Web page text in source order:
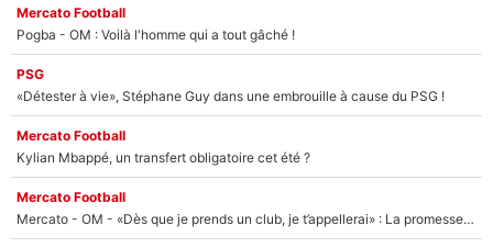
Mercato Football
Pogba - OM : Voilà l'homme qui a tout gâché !
PSG
«Détester à vie», Stéphane Guy dans une embrouille à cause du PSG !
Mercato Football
Kylian Mbappé, un transfert obligatoire cet été ?
Mercato Football
Mercato - OM - «Dès que je prends un club, je t’appellerai» : La promesse de Marcelino au moment de claquer la porte